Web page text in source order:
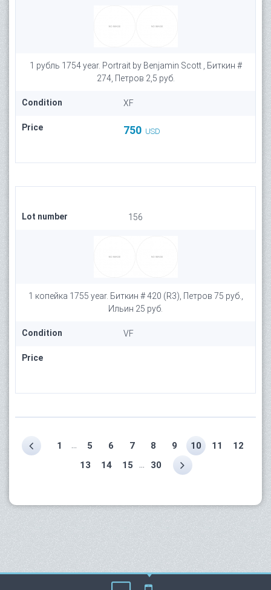
1 рубль 1754 year. Portrait by Benjamin Scott , Биткин #
274, Петров 2,5 руб.
Condition XF
Price 750 USD
Lot number 156
1 копейка 1755 year. Биткин # 420 (R3), Петров 75 руб.,
Ильин 25 руб.
Condition VF
Price
1 5 6 7 8 9 10 11
12
13
14 15 30